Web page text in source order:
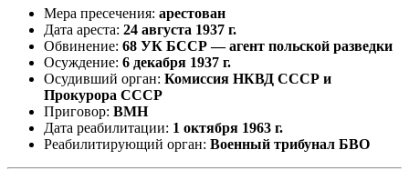
Мера пресечения: арестован
Дата ареста: 24 августа 1937 г.
Обвинение: 68 УК БССР — агент польской разведки
Осуждение: 6 декабря 1937 г.
Осудивший орган: Комиссия НКВД СССР и
Прокурора СССР
Приговор: ВМН
Дата реабилитации: 1 октября 1963 г.
Реабилитирующий орган: Военный трибунал БВО